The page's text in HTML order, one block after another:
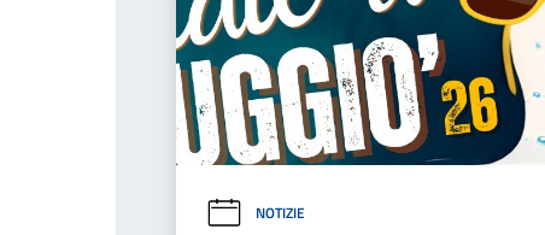
NOTIZIE